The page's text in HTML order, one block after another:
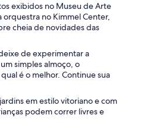
exibidos no Museu de Arte
orquestra no Kimmel Center,
cheia de novidades das
de experimentar a
simples almoço, o
é o melhor. Continue sua
em estilo vitoriano e com
podem correr livres e